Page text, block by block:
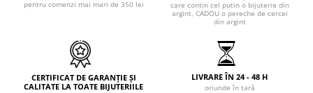
pentru comenzi mai mari de 350 lei
care contin cel putin o bijuterie din
argint, CADOU o pereche de cercei
din argint
CERTIFICAT DE GARANȚIE ȘI
CALITATE LA TOATE BIJUTERIILE
LIVRARE ÎN 24 - 48 H
oriunde în țară